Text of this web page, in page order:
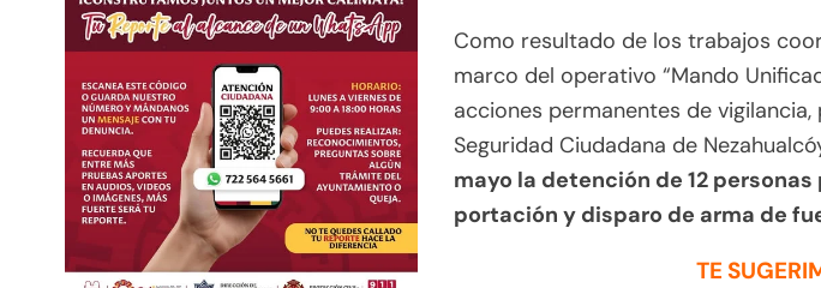
Como resultado de los trabajos
marco del operativo “Mando
acciones permanentes de
Seguridad Ciudadana de
mayo la detención de 12
portación y disparo de arma de
TE